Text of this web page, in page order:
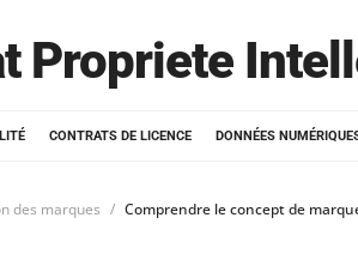
Propriete
CONTRATS DE LICENCE DONNÉES
des marques Comprendre le concept de